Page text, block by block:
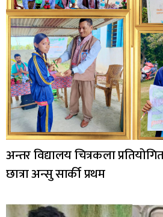
अन्तर विद्यालय चित्रकला
छात्रा अन्सु सार्की प्रथम